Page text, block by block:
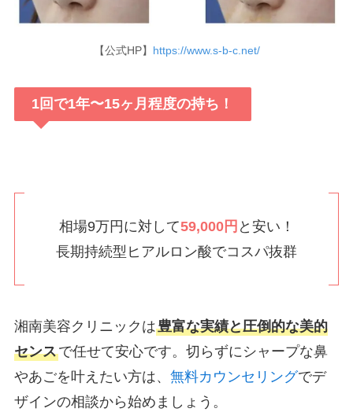
【公式HP】 https://www.s-b-c.net/
1回で1年〜15ヶ月程度の持ち！
相場9万円に対して59,000円 と安い！
長期持続型ヒアルロン酸でコスパ抜群
湘南美容クリニックは豊富な実績と圧倒的な美的
センスで任せて安心です。切らずにシャープな鼻
やあごを叶えたい方は、 無料カウンセリングでデ
ザインの相談から始めましょう。